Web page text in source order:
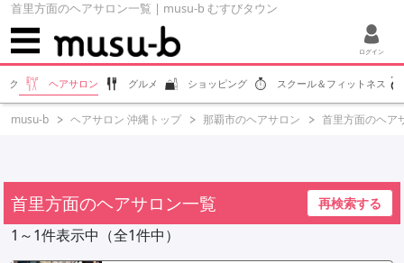
首里方面のヘアサロン一覧 | musu-b むすびタウン
ログイン
ク ヘアサロン グルメ ショッピング スクール＆フィットネス
musu-b ヘアサロン 沖縄トップ 那覇市のヘアサロン 首里方面のヘア
首里方面のヘアサロン一覧 再検索する
1～1件表示中（全1件中）